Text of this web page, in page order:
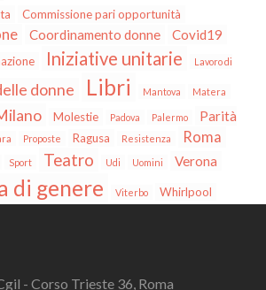
Commissione pari opportunità
Coordinamento donne Covid19
Iniziative unitarie Lavoro di
donne Libri Mantova Matera
Molestie Padova Palermo
Parità
Proposte Ragusa Resistenza Roma
Sport Teatro Udi Uomini Verona
di genere Viterbo Whirlpool
- Corso Trieste 36, Roma